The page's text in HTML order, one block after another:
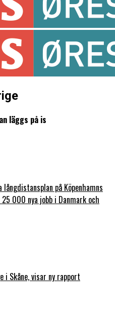
läggs på is
på Köpenhamns
000 nya jobb i Danmark och
i Skåne, visar ny rapport